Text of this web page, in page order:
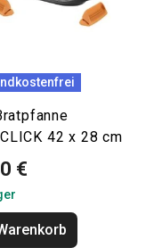
42 x 28 cm
€